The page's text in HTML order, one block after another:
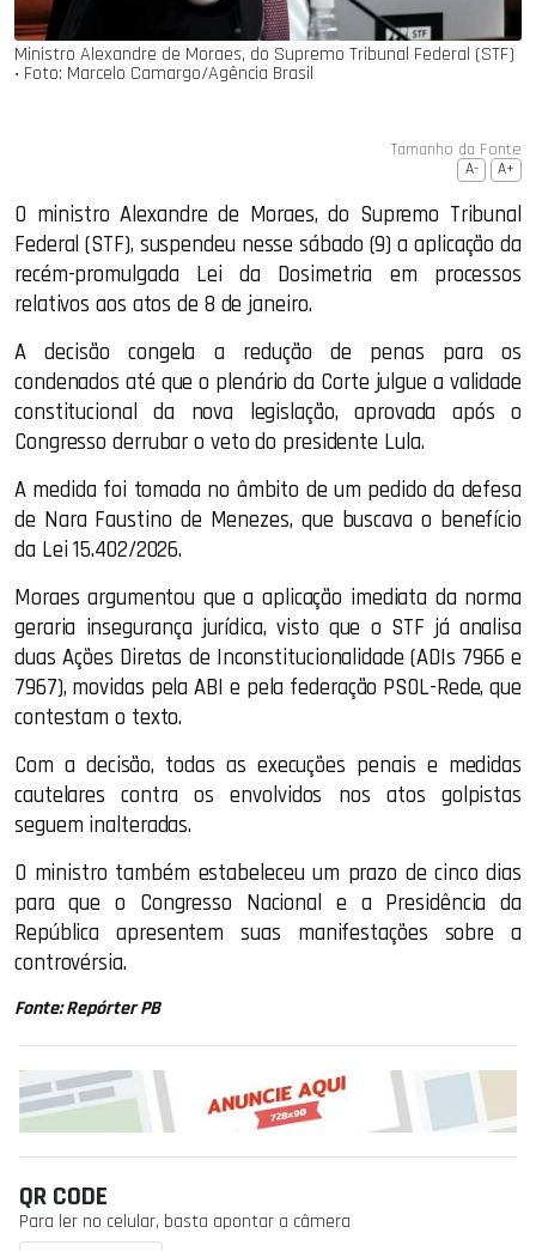
Ministro Alexandre de Moraes, do Supremo Tribunal Federal (STF)
‧ Foto: Marcelo Camargo/Agência Brasil
Tamanho da Fonte
A- A+
O ministro Alexandre de Moraes, do Supremo Tribunal
Federal (STF), suspendeu nesse sábado (9) a aplicação da
recém-promulgada Lei da Dosimetria em processos
relativos aos atos de 8 de janeiro.
A decisão congela a redução de penas para os
condenados até que o plenário da Corte julgue a validade
constitucional da nova legislação, aprovada após o
Congresso derrubar o veto do presidente Lula.
A medida foi tomada no âmbito de um pedido da defesa
de Nara Faustino de Menezes, que buscava o benefício
da Lei 15.402/2026.
Moraes argumentou que a aplicação imediata da norma
geraria insegurança jurídica, visto que o STF já analisa
duas Ações Diretas de Inconstitucionalidade (ADIs 7966 e
7967), movidas pela ABI e pela federação PSOL-Rede, que
contestam o texto.
Com a decisão, todas as execuções penais e medidas
cautelares contra os envolvidos nos atos golpistas
seguem inalteradas.
O ministro também estabeleceu um prazo de cinco dias
para que o Congresso Nacional e a Presidência da
República apresentem suas manifestações sobre a
controvérsia.
Fonte: Repórter PB
QR CODE
Para ler no celular, basta apontar a câmera